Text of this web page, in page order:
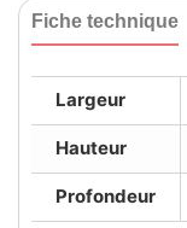
Fiche technique
Largeur
Hauteur
Profondeur